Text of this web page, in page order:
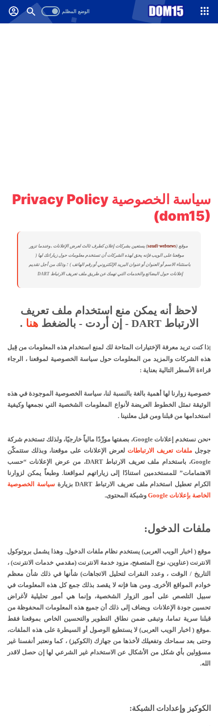
-->
سياسة الخصوصية Privacy Policy
(dom15)
موقع (saudi-webnews) يستعين بشركات إعلان كطرف ثالث لعرض الإعلانات , وعندما تزور
موقعنا على الويب فإنه يحق لهذه الشركات أن تستخدم معلومات حول زياراتك لها (
باستثناء الاسم أو العنوان أو عنوان البريد الإلكتروني أو رقم الهاتف ) ؛ وذلك من أجل تقديم
إعلانات حول البضائع والخدمات التي تهمك عن طريق ملف تعريف الارتباط DART
لاحظ أنه يمكن منع استخدام ملف تعريف
الارتباط DART - إن أردت - بالضغط
هنا .
ذا كنت تريد معرفة الإختيارات المتاحة لك لمنع استخدام هذه المعلومات من قِبل
هذه الشركات والمزيد من المعلومات حول سياسة الخصوصية لموقعنا ، الرجاء
قراءة الأسطر التالية بعناية :
خصوصية زوارنا لها أهمية بالغة بالنسبة لنا، سياسة الخصوصية الموجودة في هذه
الوثيقة تمثل الخطوط العريضة لأنواع المعلومات الشخصية التي نجمعها وكيفية
استخدامها من قبلنا ومن قبل معلنينا .
•نحن نستخدم إعلانات Google، بصفتها مورِّدًا مالياً خارجيًا، ولذلك تستخدم شركة
جوجل ملفات تعريف الارتباطات لعرض الإعلانات على موقعنا، وبذلك ستتمكّن
Google، باستخدام ملف تعريف الارتباط DART، من عرض الإعلانات “حسب
الاهتمامات” للمستخدمين استنادًا إلى زياراتهم لمواقعنا. وطبعاً يمكن لزوارنا
الكرام تعطيل استخدام ملف تعريف الارتباط DART بزيارة
سياسة الخصوصية
الخاصة بإعلانات Google
وشبكة المحتوى.
ملفات الدخول:
موقع( اخبار الويب العربى)يستخدم نظام ملفات الدخول. وهذا يشمل بروتوكول
الانترنت (عناوين، نوع المتصفح، مزود خدمة الانترنت (مقدمي خدمات الانترنت) ،
التاريخ / الوقت ، وعدد النقرات لتحليل الاتجاهات) شأنها في ذلك شأن معظم
خوادم المواقع الأخرى. ومن هنا فإنه لا يقصد بذلك جمع كل هذه المعلومات في
سبيل التلصص على أمور الزوار الشخصية، وإنما هي أمور تحليلية لأغراض
تحسين جودة الإعلانات ويضاف إلى ذلك أن جميع هذه المعلومات المحفوظة من
قبلنا سرية تماما، وتبقى ضمن نطاق التطوير والتحسين الخاص بموقعنا فقط
.موقع ( اخبار الويب العربى) لا يستطيع الوصول أو السيطرة على هذه الملفات،
وحتى بعد سماحك وتفعيلك لأخذها من جهازك (الكوكيز) ، كما ونعتبر أنفسنا غير
مسؤولين بأي شكل من الأشكال عن الاستخدام غير الشرعي لها إن حصل لاقدر
الله.
الكوكيز وإعدادات الشبكة: